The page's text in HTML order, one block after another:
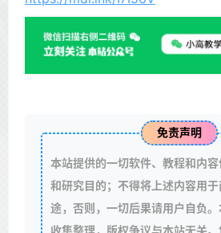
免责声明
本站提供的一切软件、教程和内
和研究目的；不得将上述内容用
途，否则，一切后果请用户自负
收集整理，版权争议与本站无关